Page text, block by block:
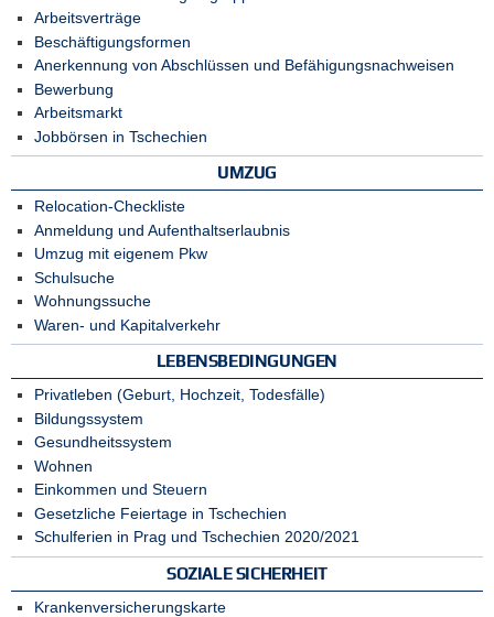
Arbeitsverträge
Beschäftigungsformen
Anerkennung von Abschlüssen und Befähigungsnachweisen
Bewerbung
Arbeitsmarkt
Jobbörsen in Tschechien
UMZUG
Relocation-Checkliste
Anmeldung und Aufenthaltserlaubnis
Umzug mit eigenem Pkw
Schulsuche
Wohnungssuche
Waren- und Kapitalverkehr
LEBENSBEDINGUNGEN
Privatleben (Geburt, Hochzeit, Todesfälle)
Bildungssystem
Gesundheitssystem
Wohnen
Einkommen und Steuern
Gesetzliche Feiertage in Tschechien
Schulferien in Prag und Tschechien 2020/2021
SOZIALE SICHERHEIT
Krankenversicherungskarte